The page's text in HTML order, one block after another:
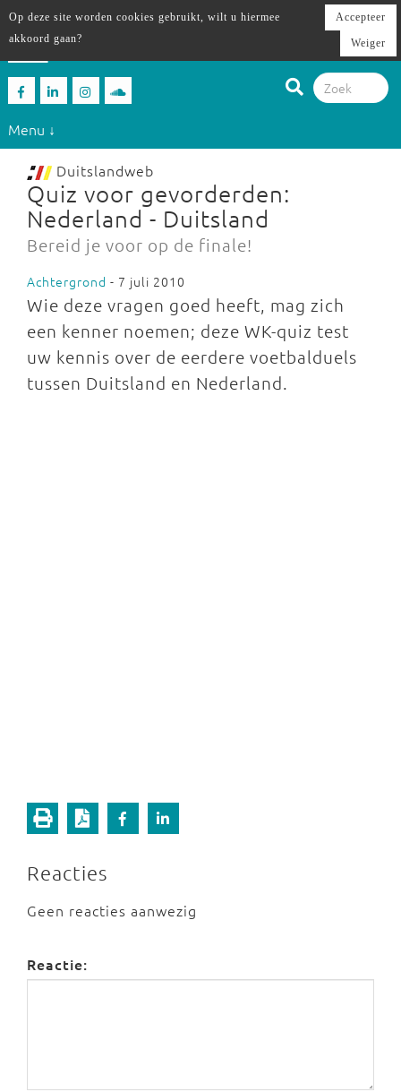
Menu ↓
Duitslandweb
Quiz voor gevorderden:
Nederland - Duitsland
Bereid je voor op de finale!
Achtergrond - 7 juli 2010
Wie deze vragen goed heeft, mag zich
een kenner noemen; deze WK-quiz test
uw kennis over de eerdere voetbalduels
tussen Duitsland en Nederland.
Reacties
Geen reacties aanwezig
Reactie:
Op deze site worden cookies gebruikt, wilt u hiermee
akkoord gaan?
Accepteer
Weiger